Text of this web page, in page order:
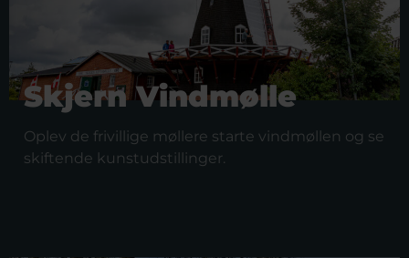
Skjern Vindmølle
Oplev de frivillige møllere starte vindmøllen og se
skiftende kunstudstillinger.